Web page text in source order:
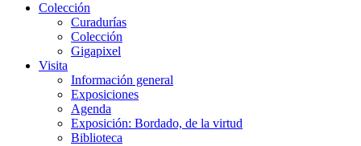
Colección
Curadurías
Colección
Gigapixel
Visita
Información general
Exposiciones
Agenda
Exposición: Bordado, de la virtud
Biblioteca